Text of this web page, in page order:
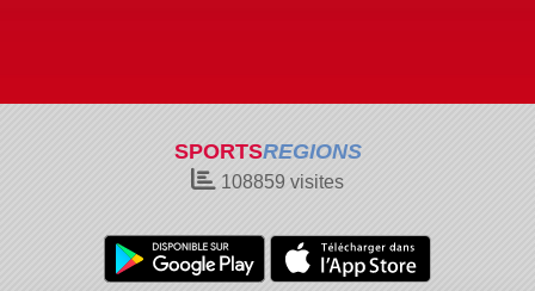
SPORTSREGIONS
108859 visites